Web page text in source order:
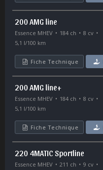
200 AMG line
Essence MHEV 184 ch
8 cv
5,1 l/100 km
Fiche Technique
200 AMG line+
Essence MHEV 184 ch
8 cv
5,1 l/100 km
Fiche Technique
220 4MATIC Sportline
Essence MHEV 211 ch
9 cv